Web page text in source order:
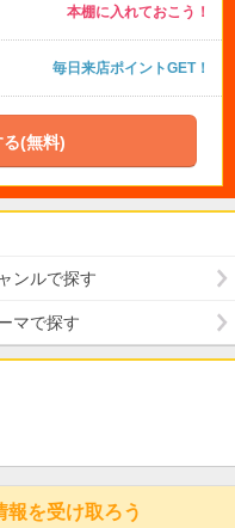
本棚に入れておこう！
毎日来店ポイントGET！
(無料)
ンルで探す
マで探す
報を受け取ろう